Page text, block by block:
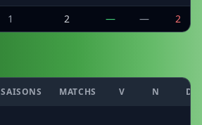
1 2 — — 2
SAISONS MATCHS V N D